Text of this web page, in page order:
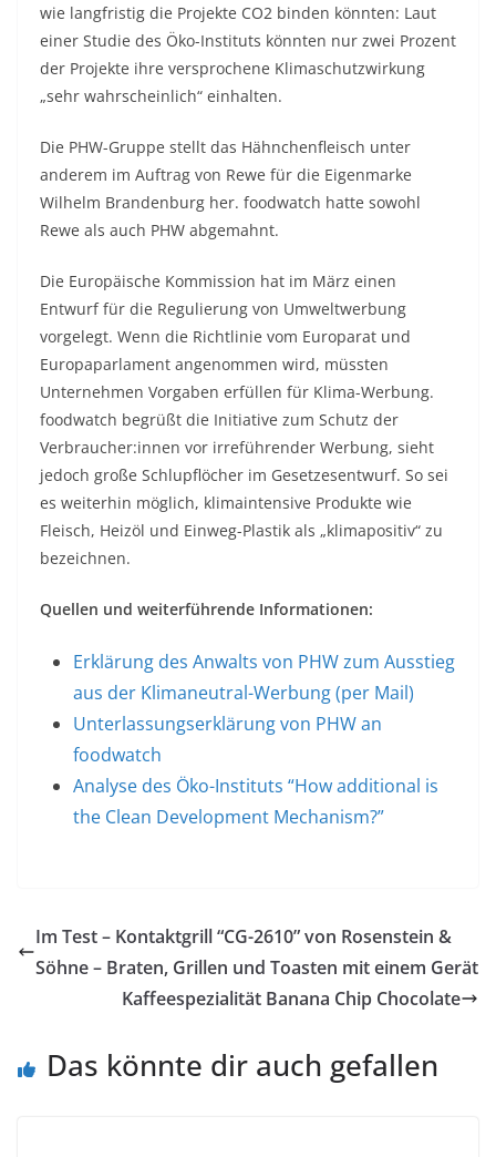
wie langfristig die Projekte CO2 binden könnten: Laut
einer Studie des Öko-Instituts könnten nur zwei Prozent
der Projekte ihre versprochene Klimaschutzwirkung
„sehr wahrscheinlich“ einhalten.
Die PHW-Gruppe stellt das Hähnchenfleisch unter
anderem im Auftrag von Rewe für die Eigenmarke
Wilhelm Brandenburg her. foodwatch hatte sowohl
Rewe als auch PHW abgemahnt.
Die Europäische Kommission hat im März einen
Entwurf für die Regulierung von Umweltwerbung
vorgelegt. Wenn die Richtlinie vom Europarat und
Europaparlament angenommen wird, müssten
Unternehmen Vorgaben erfüllen für Klima-Werbung.
foodwatch begrüßt die Initiative zum Schutz der
Verbraucher:innen vor irreführender Werbung, sieht
jedoch große Schlupflöcher im Gesetzesentwurf. So sei
es weiterhin möglich, klimaintensive Produkte wie
Fleisch, Heizöl und Einweg-Plastik als „klimapositiv“ zu
bezeichnen.
Quellen und weiterführende Informationen:
Erklärung des Anwalts von PHW zum Ausstieg
aus der Klimaneutral-Werbung (per Mail)
Unterlassungserklärung von PHW an
foodwatch
Analyse des Öko-Instituts “How additional is
the Clean Development Mechanism?”
Im Test – Kontaktgrill “CG-2610” von Rosenstein &
Söhne – Braten, Grillen und Toasten mit einem Gerät
Kaffeespezialität Banana Chip Chocolate
Das könnte dir auch gefallen